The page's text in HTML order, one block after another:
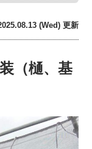
(Wed) 更新
（樋、基